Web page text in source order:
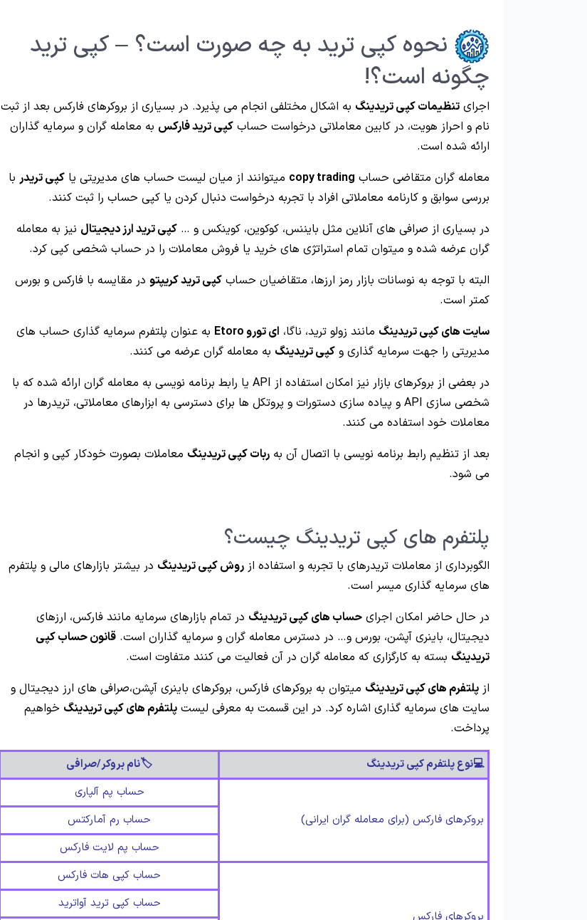
نحوه کپی ترید به چه صورت است؟ – کپی ترید
چگونه است؟!
اجرای تنظیمات کپی تریدینگ به اشکال مختلفی انجام می پذیرد. در بسیاری از بروکرهای فارکس بعد از ثبت
نام و احراز هویت، در کابین معاملاتی درخواست حساب کپی ترید فارکس به معامله گران و سرمایه گذاران
ارائه شده است.
معامله گران متقاضی حساب copy trading میتوانند از میان لیست حساب های مدیریتی یا کپی تریدر با
بررسی سوابق و کارنامه معاملاتی افراد با تجربه درخواست دنبال کردن یا کپی حساب را ثبت کنند.
در بسیاری از صرافی های آنلاین مثل بایننس، کوکوین، کوینکس و … کپی ترید ارز دیجیتال نیز به معامله
گران عرضه شده و میتوان تمام استراتژی های خرید یا فروش معاملات را در حساب شخصی کپی کرد.
البته با توجه به نوسانات بازار رمز ارزها، متقاضیان حساب کپی ترید کریپتو در مقایسه با فارکس و بورس
کمتر است.
سایت های کپی تریدینگ مانند زولو ترید، ناگا، ای تورو Etoro
به عنوان پلتفرم سرمایه گذاری حساب های
مدیریتی را جهت سرمایه گذاری و کپی تریدینگ به معامله گران عرضه می کنند.
در بعضی از بروکرهای بازار نیز امکان استفاده از API یا رابط برنامه نویسی به معامله گران ارائه شده که با
شخصی سازی API و پیاده سازی دستورات و پروتکل ها برای دسترسی به ابزارهای معاملاتی، تریدرها در
معاملات خود استفاده می کنند.
بعد از تنظیم رابط برنامه نویسی با اتصال آن به ربات کپی تریدینگ معاملات بصورت خودکار کپی و انجام
می شود.
پلتفرم های کپی تریدینگ چیست؟
الگوبرداری از معاملات تریدرهای با تجربه و استفاده از روش کپی تریدینگ در بیشتر بازارهای مالی و پلتفرم
های سرمایه گذاری میسر است.
در حال حاضر امکان اجرای حساب های کپی تریدینگ در تمام بازارهای سرمایه مانند فارکس، ارزهای
دیجیتال، باینری آپشن، بورس و… در دسترس معامله گران و سرمایه گذاران است. قانون حساب کپی
تریدینگ بسته به کارگزاری که معامله گران در آن فعالیت می کنند متفاوت است.
از پلتفرم های کپی تریدینگ میتوان به بروکرهای فارکس، بروکرهای باینری آپشن،صرافی های ارز دیجیتال و
سایت های سرمایه گذاری اشاره کرد. در این قسمت به معرفی لیست پلتفرم های کپی تریدینگ خواهیم
پرداخت.
💻نوع پلتفرم کپی تریدینگ 🏷️نام بروکر/صرافی
بروکرهای فارکس (برای معامله گران ایرانی)
حساب پم آلپاری
حساب رم آمارکتس
حساب پم لایت فارکس
حساب کپی هات فارکس
حساب کپی ترید آواترید